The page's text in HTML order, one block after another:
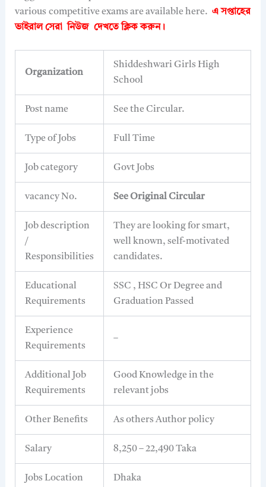
various competitive exams are available here. এ সপ্তাহের
ভাইরাল সেরা নিউজ দেখতেক্লিক করুন।
Organization
Shiddeshwari Girls High
School
Post name See the Circular.
Type of Jobs Full Time
Job category Govt Jobs
vacancy No. See Original Circular
Job description
/
Responsibilities
They are looking for smart,
well known, self-motivated
candidates.
Educational
Requirements
SSC , HSC Or Degree and
Graduation Passed
Experience
Requirements
–
Additional Job
Requirements
Good Knowledge in the
relevant jobs
Other Benefits As others Author policy
Salary 8,250 – 22,490 Taka
Jobs Location Dhaka